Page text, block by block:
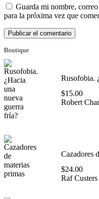
Guarda mi nombre,
para la próxima vez que
Boutique
Rusofobia.
$15.00
Robert
Cazadores
$24.00
Raf Custers